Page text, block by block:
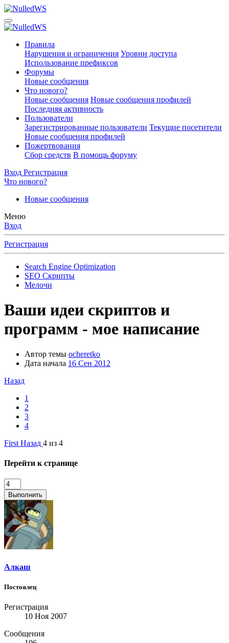
Правила
Нарушения и ограничения Уровни доступа
Использование префиксов
Форумы
Новые сообщения
Что нового?
Новые сообщения Новые сообщения профилей
Последняя активность
Пользователи
Зарегистрированные пользователи Текущие посетители
Новые сообщения профилей
Пожертвования
Сбор средств В помощь форуму
Вход Регистрация
Что нового?
Новые сообщения
Меню
Вход
Регистрация
Search Engine Optimization
SEO Скрипты
Мелочи
Ваши идеи скриптов и
программ - мое написание
Автор темы ocheretko
Дата начала 16 Сен 2012
Назад
1
2
3
4
First Назад 4 из 4
Перейти к странице
Выполнить
Алкаш
Постоялец
Регистрация
10 Ноя 2007
Сообщения